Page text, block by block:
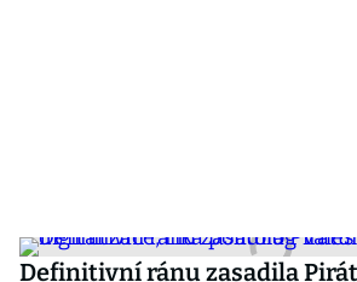
Definitivní ránu zasadila